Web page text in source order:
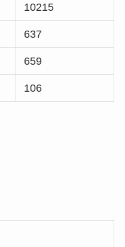
10215
637
659
106